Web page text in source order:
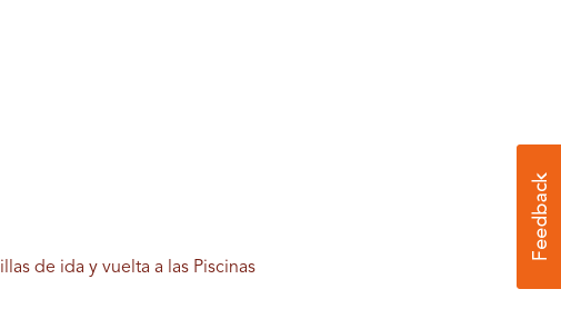
de ida y vuelta a las Piscinas